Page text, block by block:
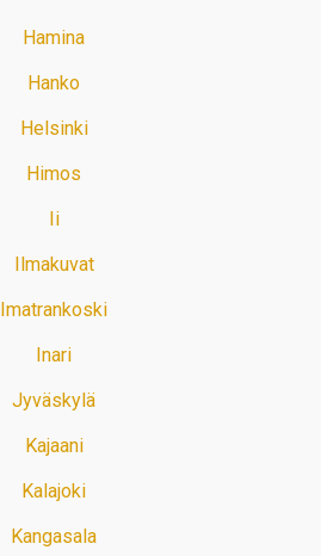
Hamina
Hanko
Helsinki
Himos
Ii
Ilmakuvat
Imatrankoski
Inari
Jyväskylä
Kajaani
Kalajoki
Kangasala